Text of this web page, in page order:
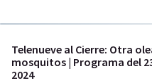
Telenueve al Cierre: Otra
mosquitos | Programa del
2024